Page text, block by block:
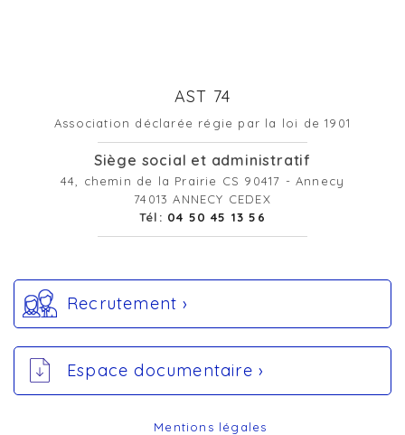
AST 74
Association déclarée régie par la loi de 1901
Siège social et administratif
44, chemin de la Prairie CS 90417 - Annecy
74013 ANNECY CEDEX
Tél: 04 50 45 13 56
Recrutement ›
Espace documentaire ›
Mentions légales